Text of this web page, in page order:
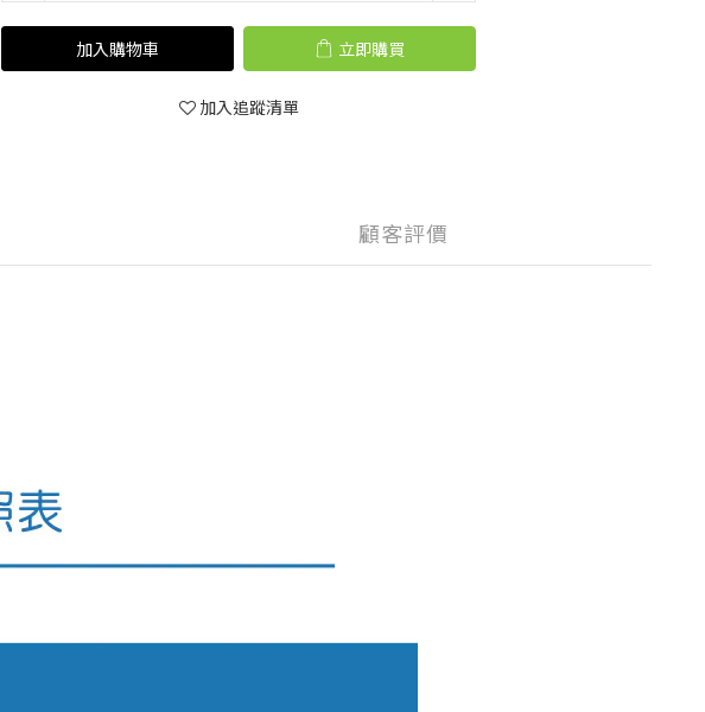
加入購物車 立即購買
加入追蹤清單
顧客評價